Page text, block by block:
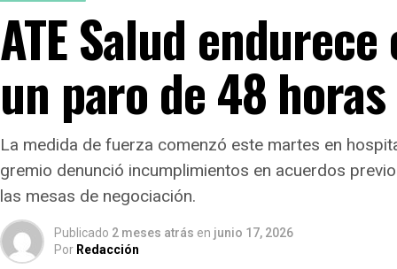
ATE Salud
un paro de 48 horas
La medida de fuerza comenzó este martes en
gremio denunció incumplimientos en acuerdos
las mesas de negociación.
Publicado 2 meses atrás en junio 17, 2026
Por Redacción